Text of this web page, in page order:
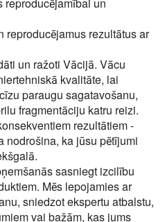
rezultātus ar
un ražoti Vācijā. Vācu
kvalitāte, lai
paraugu sagatavošanu,
fragmentāciju katru reizi.
rezultātiem -
nodrošina, ka jūsu pētījumi
sasniegt izcilību
Mēs lepojamies ar
sniedzot ekspertu atbalstu,
vai bažām, kas jums